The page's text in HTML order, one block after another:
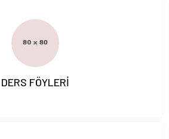
DERS FÖYLERİ